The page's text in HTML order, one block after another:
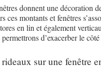
donnent une décoration
ces montants et fenêtres
en lin et également
d’exacerber le
sur une fenêtre